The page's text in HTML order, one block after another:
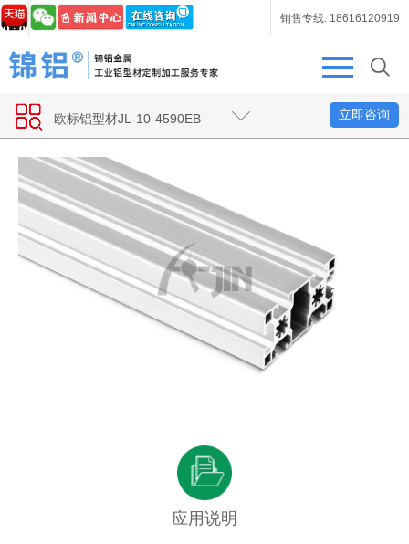
销售专线: 18616120919
欧标铝型材JL-10-4590EB 立即咨询
应用说明